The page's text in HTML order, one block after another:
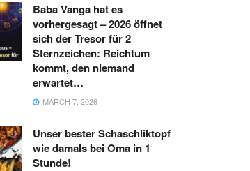
Baba Vanga hat es
vorhergesagt – 2026 öffnet
sich der Tresor für 2
Sternzeichen: Reichtum
kommt, den niemand
erwartet…
MARCH 7, 2026
Unser bester Schaschliktopf
wie damals bei Oma in 1
Stunde!